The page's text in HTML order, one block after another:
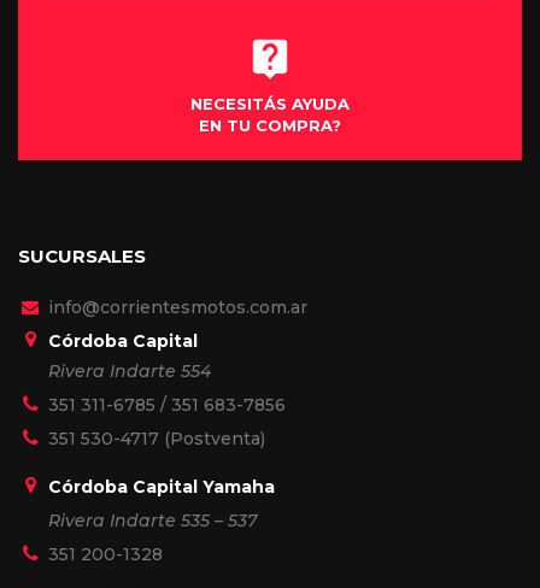
NECESITÁS AYUDA
EN TU COMPRA?
SUCURSALES
info@corrientesmotos.com.ar
Córdoba Capital
Rivera Indarte 554
351 311-6785 / 351 683-7856
351 530-4717 (Postventa)
Córdoba Capital Yamaha
Rivera Indarte 535 – 537
351 200-1328